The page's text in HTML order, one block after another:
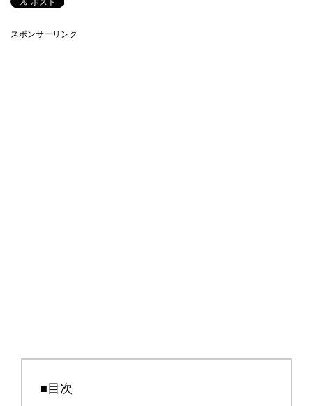
スポンサーリンク
■目次